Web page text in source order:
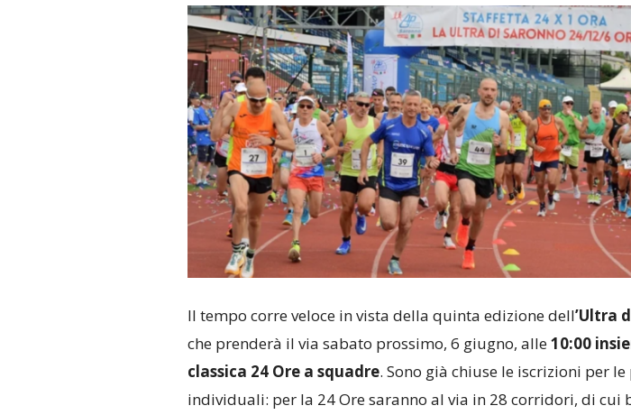
Il tempo corre veloce in vista della quinta edizione dell’Ultra
che prenderà il via sabato prossimo, 6 giugno, alle10:00
classica 24 Ore a squadre. Sono già chiuse le iscrizioni per le
individuali: per la 24 Ore saranno al via in 28 corridori, di cui